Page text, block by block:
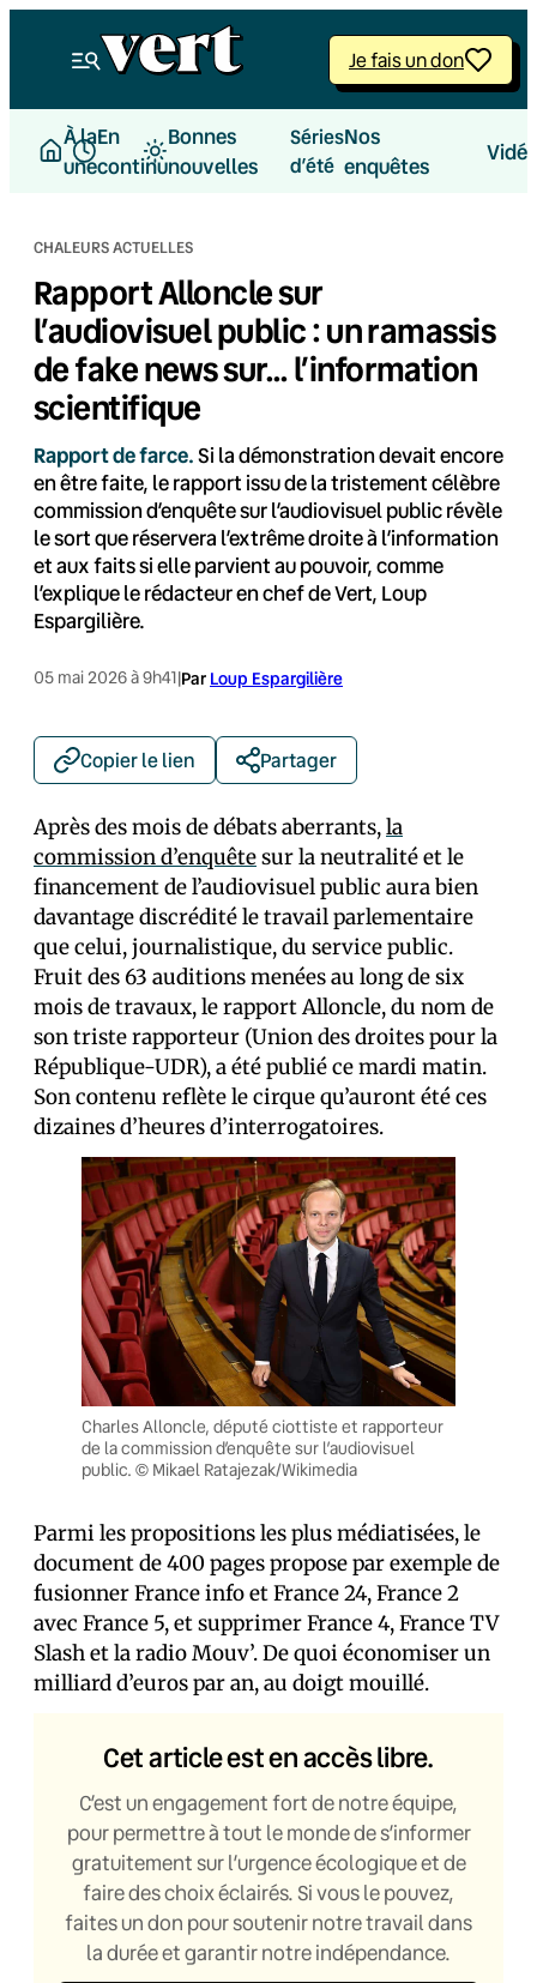
Je fais un don
À la
une
En
continu
Bonnes
nouvelles
Séries
d’été
Nos
enquêtes
CHALEURS ACTUELLES
Rapport Alloncle sur
l’audiovisuel public : un ramassis
de fake news sur… l’information
scientifique
Rapport de farce.Si la démonstration devait encore
en être faite, le rapport issu de la tristement célèbre
commission d’enquête sur l’audiovisuel public révèle
le sort que réservera l’extrême droite à l’information
et aux faits si elle parvient au pouvoir, comme
l’explique le rédacteur en chef de Vert, Loup
Espargilière.
05 mai 2026 à 9h41|Par Loup Espargilière
Copier le lien Partager
Après des mois de débats aberrants,la
commission d’enquêtesur la neutralité et le
financement de l’audiovisuel public aura bien
davantage discrédité le travail parlementaire
que celui, journalistique, du service public.
Fruit des 63 auditions menées au long de six
mois de travaux, le rapport Alloncle, du nom de
son triste rapporteur (Union des droites pour la
République-UDR), a été publié ce mardi matin.
Son contenu reflète le cirque qu’auront été ces
dizaines d’heures d’interrogatoires.
Charles Alloncle, député ciottiste et rapporteur
de la commission d’enquête sur l’audiovisuel
public. © Mikael Ratajezak/Wikimedia
Parmi les propositions les plus médiatisées, le
document de 400 pages propose par exemple de
fusionner France info et France 24, France 2
avec France 5, et supprimer France 4, France TV
Slash et la radio Mouv’. De quoi économiser un
milliard d’euros par an, au doigt mouillé.
Cet article est en accès libre.
C’est un engagement fort de notre équipe,
pour permettre à tout le monde de s’informer
gratuitement sur l’urgence écologique et de
faire des choix éclairés. Si vous le pouvez,
faites un don pour soutenir notre travail dans
la durée et garantir notre indépendance.